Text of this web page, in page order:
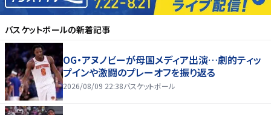
バスケットボールの新着記事
OG・アヌノビーが母国メディア出演…劇的ティッ
プインや激闘のプレーオフを振り返る
2026/08/09 22:38バスケットボール